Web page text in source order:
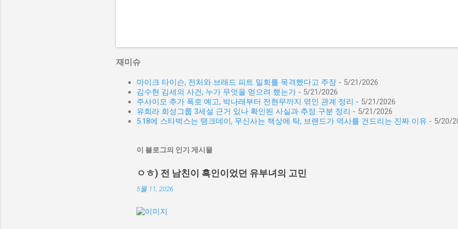
재미슈
마이크 타이슨, 전처와 브래드 피트 밀회를 목격했다고 주장 - 5/21/2026
김수현 김세의 사건, 누가 무엇을 얻으려 했는가 - 5/21/2026
주사이모 추가 폭로 예고, 박나래부터 전현무까지 엮인 관계 정리 - 5/21/2026
유희라 희성그룹 3세설 근거 있나 확인된 사실과 추정 구분 정리 - 5/21/2026
5.18에 스타벅스는 탱크데이, 무신사는 책상에 탁, 브랜드가 역사를 건드리는 진짜 이유 - 5/20/
이 블로그의 인기 게시물
ㅇㅎ) 전 남친이 흑인이었던 유부녀의 고민
5월 11, 2026